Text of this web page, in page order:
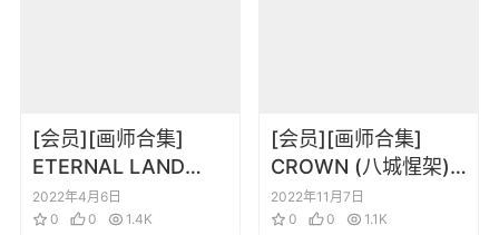
[会员][画师合集]
ETERNAL LAND
(6U☆) 40卷合集 更
新到C101
2022年4月6日
0
0 1.4K
[会员][画师合集]
CROWN (八城惺架)
画册合集 [更新至
20221106]
2022年11月7日
0
0 1.1K